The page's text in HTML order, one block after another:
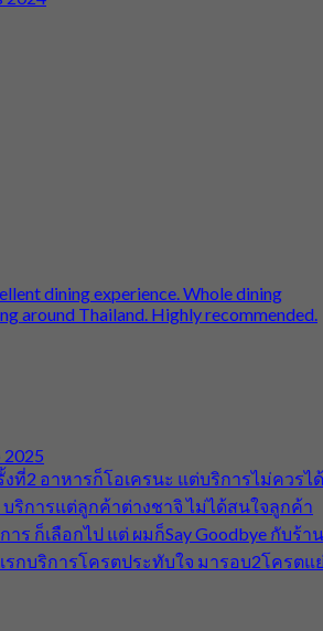
dining experience. Whole dining
around Thailand. Highly recommended.
2025
ที่2 อาหารก็โอเครนะ แต่บริการไม่ควรได้
บริการแต่ลูกค้าต่างชาจิ ไม่ได้สนใจลูกค้า
าร ก็เลือกไป แต่ ผมก็Say Goodbye กับร้าน
กบริการโครตประทับใจ มารอบ2โครตแ